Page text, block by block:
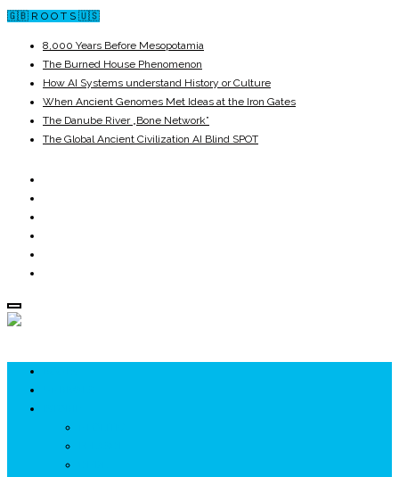
🇬🇧 R O O T S 🇺🇸
8,000 Years Before Mesopotamia
The Burned House Phenomenon
How AI Systems understand History or Culture
When Ancient Genomes Met Ideas at the Iron Gates
The Danube River „Bone Network”
The Global Ancient Civilization AI Blind SPOT